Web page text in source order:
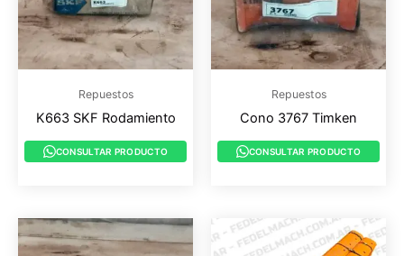
Repuestos
K663 SKF Rodamiento
CONSULTAR PRODUCTO
Repuestos
Cono 3767 Timken
CONSULTAR PRODUCTO